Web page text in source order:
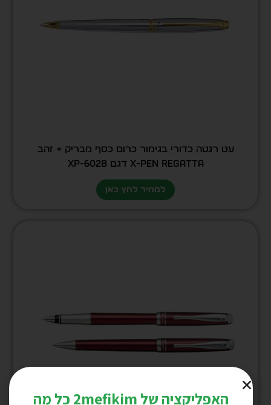
עט רגטה כדורי בגימור כרום כסף מבריק + זהב
X-Pen Regatta דגם XP-602b
למחיר לחץ כאן
האפליקציה של 2mefikim כל מה